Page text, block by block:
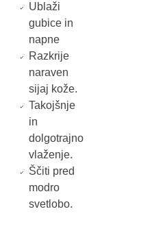
Ublaži
gubice in
napne
Razkrije
naraven
sijaj kože.
Takojšnje
in
dolgotrajno
vlaženje.
Ščiti pred
modro
svetlobo.